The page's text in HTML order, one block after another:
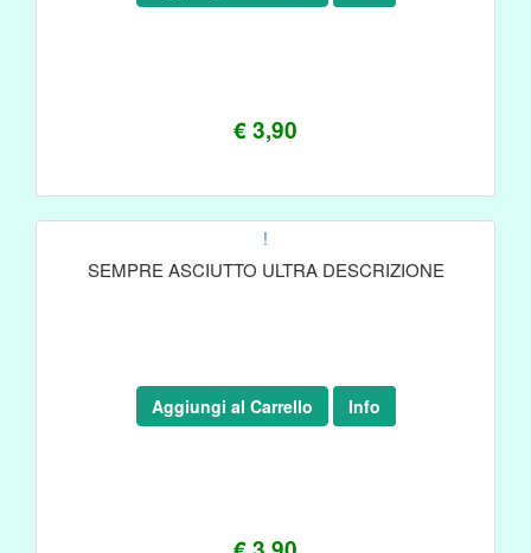
€ 3,90
!
SEMPRE ASCIUTTO ULTRA DESCRIZIONE
Aggiungi al Carrello Info